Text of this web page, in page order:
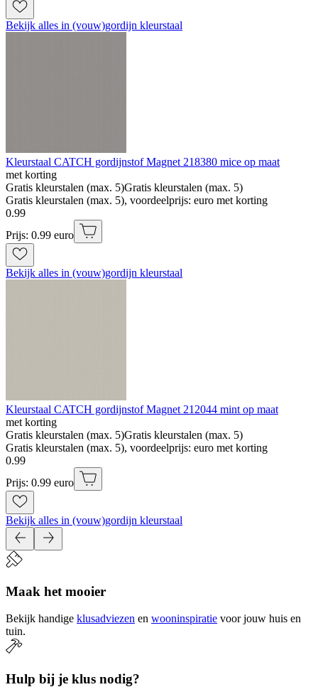
Bekijk alles in (vouw)gordijn kleurstaal
Kleurstaal CATCH gordijnstof Magnet 218380 mice op maat
met korting
Gratis kleurstalen (max. 5)Gratis kleurstalen (max. 5)
Gratis kleurstalen (max. 5), voordeelprijs: euro met korting
0.99
Prijs: 0.99 euro
Bekijk alles in (vouw)gordijn kleurstaal
Kleurstaal CATCH gordijnstof Magnet 212044 mint op maat
met korting
Gratis kleurstalen (max. 5)Gratis kleurstalen (max. 5)
Gratis kleurstalen (max. 5), voordeelprijs: euro met korting
0.99
Prijs: 0.99 euro
Bekijk alles in (vouw)gordijn kleurstaal
Maak het mooier
Bekijk handige klusadviezen en wooninspiratie voor jouw huis en
tuin.
Hulp bij je klus nodig?